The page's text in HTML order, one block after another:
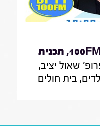
חותמים שבוע ברדיוס 100FM, תכנית
שאול יציב,
בית חולים
המתמחים